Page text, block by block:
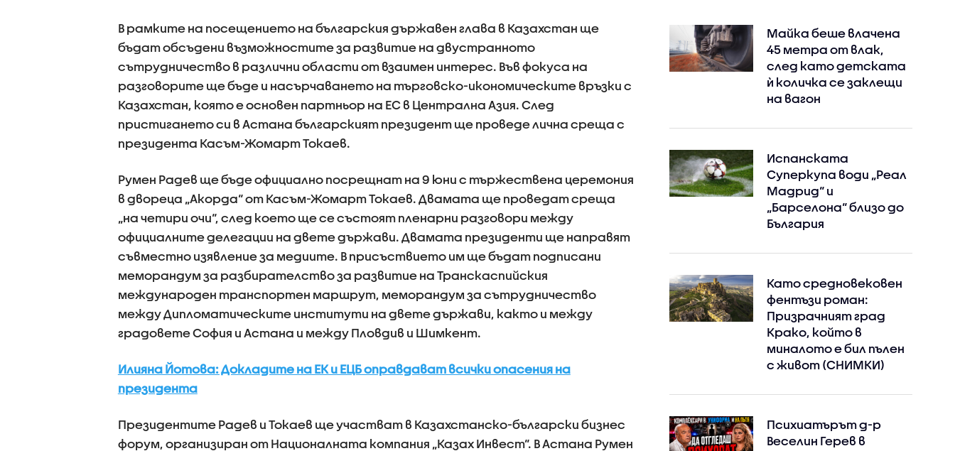
В рамките на посещението на българския държавен глава в Казахстан ще
бъдат обсъдени възможностите за развитие на двустранното
сътрудничество в различни области от взаимен интерес. Във фокуса на
разговорите ще бъде и насърчаването на търговско-икономическите връзки с
Казахстан, която е основен партньор на ЕС в Централна Азия. След
пристигането си в Астана българският президент ще проведе лична среща с
президента Касъм-Жомарт Токаев.
Румен Радев ще бъде официално посрещнат на 9 юни с тържествена церемония
в двореца „Акорда“ от Касъм-Жомарт Токаев. Двамата ще проведат среща
„на четири очи“, след което ще се състоят пленарни разговори между
официалните делегации на двете държави. Двамата президенти ще направят
съвместно изявление за медиите. В присъствието им ще бъдат подписани
меморандум за разбирателство за развитие на Транскаспийския
международен транспортен маршрут, меморандум за сътрудничество
между Дипломатическите институти на двете държави, както и между
градовете София и Астана и между Пловдив и Шимкент.
Илияна Йотова: Докладите на ЕК и ЕЦБ оправдават всички опасения на
президента
Президентите Радев и Токаев ще участват в Казахстанско-български бизнес
форум, организиран от Националната компания „Казах Инвест“. В Астана Румен
Майка беше влачена
45 метра от влак,
след като детската
ѝ количка се заклещи
на вагон
Испанската
Суперкупа води „Реал
Мадрид“ и
„Барселона“ близо до
България
Като средновековен
фентъзи роман:
Призрачният град
Крако, който в
миналото е бил пълен
с живот (СНИМКИ)
Психиатърът д-р
Веселин Герев в